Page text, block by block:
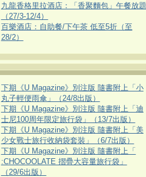
九龍香格里拉酒店：「香聚麵包」午餐放題
（27/3-12/4）
百樂酒店：自助餐/下午茶 低至5折（至
28/2）
下期《U Magazine》別注版 隨書附上「小
丸子輕便雨傘」（24/8出版）
下期《U Magazine》別注版 隨書附上「迪
士尼100周年限定旅行袋」（13/7出版）
下期《U Magazine》別注版 隨書附上「美
少女戰士旅行收納袋套裝」（6/7出版）
下期《U Magazine》別注版 隨書附上「
:CHOCOOLATE 摺疊大容量旅行袋」
（29/6出版）